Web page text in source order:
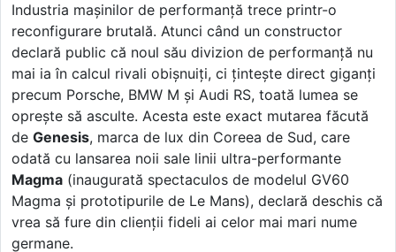
Industria mașinilor de performanță trece printr-o
reconfigurare brutală. Atunci când un constructor
declară public că noul său divizion de performanță nu
mai ia în calcul rivali obișnuiți, ci țintește direct giganți
precum Porsche, BMW M și Audi RS, toată lumea se
oprește să asculte. Acesta este exact mutarea făcută
de Genesis, marca de lux din Coreea de Sud, care
odată cu lansarea noii sale linii ultra-performante
Magma (inaugurată spectaculos de modelul GV60
Magma și prototipurile de Le Mans), declară deschis că
vrea să fure din clienții fideli ai celor mai mari nume
germane.